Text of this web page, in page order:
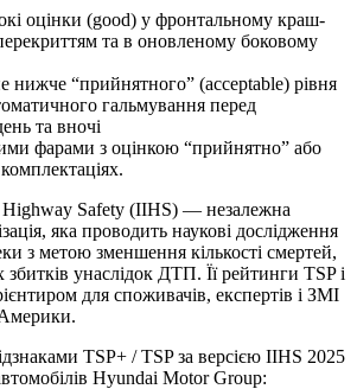
оцінки (good) у фронтальному краш-
та в оновленому боковому
нижче “прийнятного” (acceptable) рівня
гальмування перед
та вночі
фарами з оцінкою “прийнятно” або
Highway Safety (IIHS) — незалежна
яка проводить наукові дослідження
з метою зменшення кількості смертей,
збитків унаслідок ДТП. Її рейтинги TSP і
для споживачів, експертів і ЗМІ
TSP+ / TSP за версією IIHS 2025
Hyundai Motor Group: